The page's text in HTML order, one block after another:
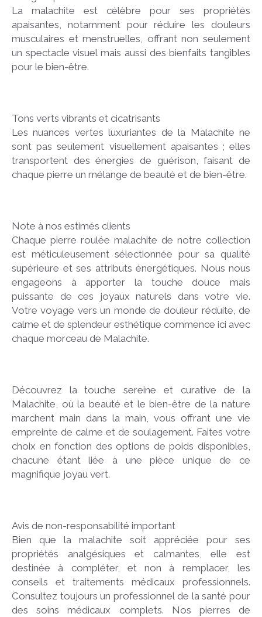
La malachite est célèbre pour ses propriétés
apaisantes, notamment pour réduire les douleurs
musculaires et menstruelles, offrant non seulement
un spectacle visuel mais aussi des bienfaits tangibles
pour le bien-être.
Tons verts vibrants et cicatrisants
Les nuances vertes luxuriantes de la Malachite ne
sont pas seulement visuellement apaisantes ; elles
transportent des énergies de guérison, faisant de
chaque pierre un mélange de beauté et de bien-être.
Note à nos estimés clients
Chaque pierre roulée malachite de notre collection
est méticuleusement sélectionnée pour sa qualité
supérieure et ses attributs énergétiques. Nous nous
engageons à apporter la touche douce mais
puissante de ces joyaux naturels dans votre vie.
Votre voyage vers un monde de douleur réduite, de
calme et de splendeur esthétique commence ici avec
chaque morceau de Malachite.
Découvrez la touche sereine et curative de la
Malachite, où la beauté et le bien-être de la nature
marchent main dans la main, vous offrant une vie
empreinte de calme et de soulagement. Faites votre
choix en fonction des options de poids disponibles,
chacune étant liée à une pièce unique de ce
magnifique joyau vert.
Avis de non-responsabilité important
Bien que la malachite soit appréciée pour ses
propriétés analgésiques et calmantes, elle est
destinée à compléter, et non à remplacer, les
conseils et traitements médicaux professionnels.
Consultez toujours un professionnel de la santé pour
des soins médicaux complets. Nos pierres de